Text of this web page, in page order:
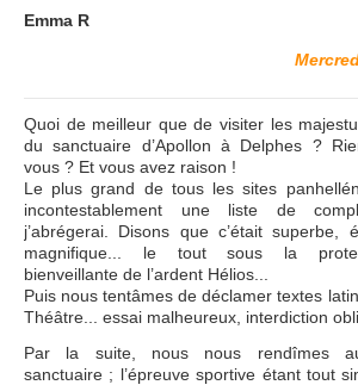
Emma R
Quoi de meilleur que de visiter les
du sanctuaire d’Apollon à Delphes ?
vous ? Et vous avez raison !
Le plus grand de tous les sites
incontestablement une liste de
j’abrégerai. Disons que c’était superbe,
magnifique... le tout sous la
bienveillante de l’ardent Hélios...
Puis nous tentâmes de déclamer textes
Théâtre... essai malheureux, interdiction
Par la suite, nous nous rendîmes
sanctuaire ; l’épreuve sportive étant tout